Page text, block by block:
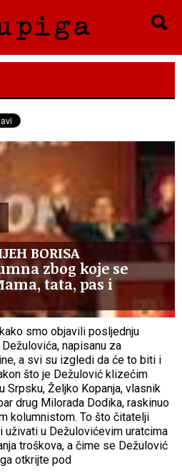
BORISA
zbog koje se
tata, pas i
smo objavili posljednju
napisanu za
a svi su izgledi da će to biti i
što je Dežulović klizećim
Srpsku, Željko Kopanja, vlasnik
drug Milorada Dodika, raskinuo
kolumnistom. To što čitatelji
u Dežulovićevim uratcima
troškova, a čime se Dežulović
otkrijte pod